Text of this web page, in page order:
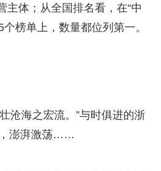
主体；从全国排名看，在“中
榜单上，数量都位列第一。
沧海之宏流。”与时俱进的浙
澎湃激荡……